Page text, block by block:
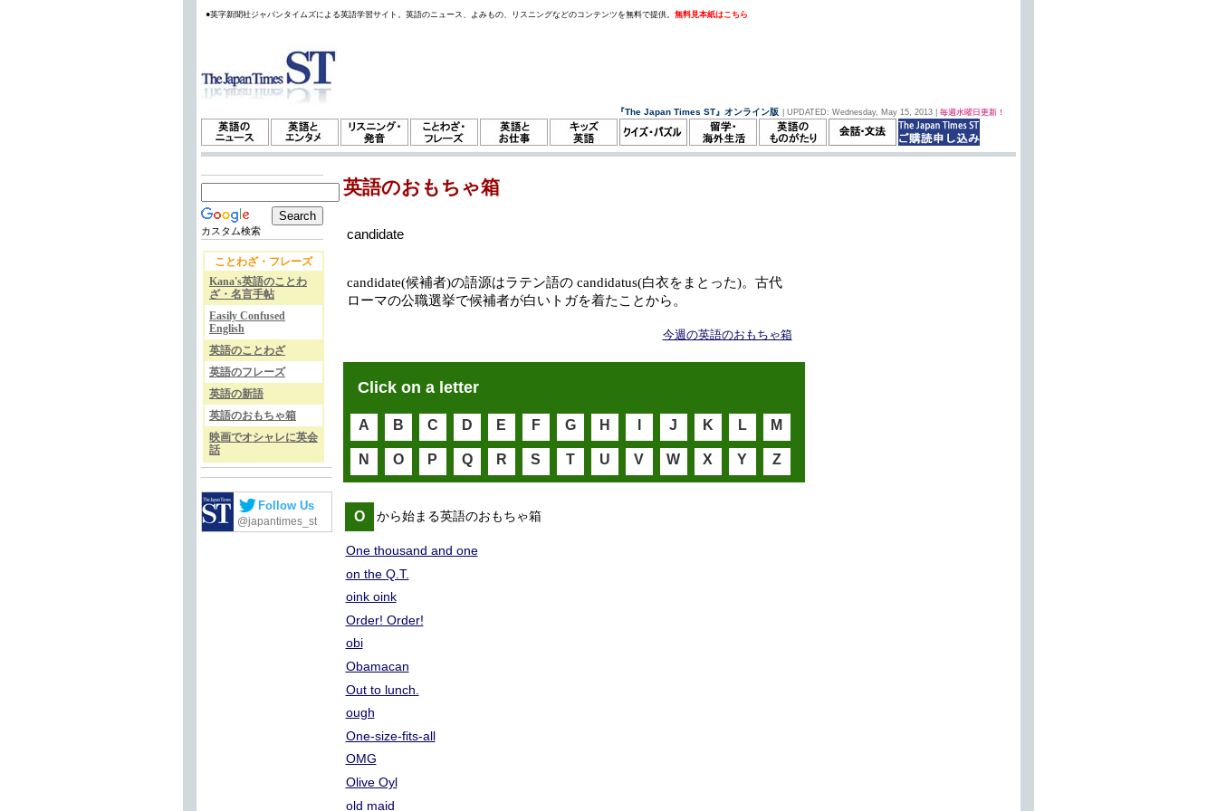
●英字新聞社ジャパンタイムズによる英語学習サイト。英語のニュース、よみもの、リスニングなどのコンテンツを無料で提供。 無料見本紙はこちら
『The Japan Times ST』オンライン版 | UPDATED: Wednesday, May 15, 2013 | 毎週水曜日更新！
カスタム検索
ことわざ・フレーズ
Kana's英語のことわ
ざ・名言手帖
Easily Confused
English
英語のことわざ
英語のフレーズ
英語の新語
英語のおもちゃ箱
映画でオシャレに英会
話
Follow Us
@japantimes_st
英語のおもちゃ箱
candidate
candidate(候補者)の語源はラテン語の candidatus(白衣をまとった)。古代
ローマの公職選挙で候補者が白いトガを着たことから。
今週の英語のおもちゃ箱
Click on a letter
A B C D E F G H J K L M
N O P Q R S T U V W X Y Z
O から始まる英語のおもちゃ箱
One thousand and one
on the Q.T.
oink oink
Order! Order!
obi
Obamacan
Out to lunch.
ough
One-size-fits-all
OMG
Olive Oyl
old maid